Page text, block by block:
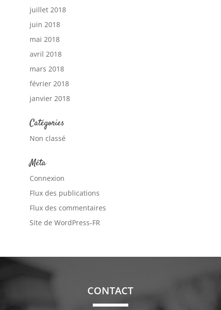
juillet 2018
juin 2018
mai 2018
avril 2018
mars 2018
février 2018
janvier 2018
Catégories
Non classé
Méta
Connexion
Flux des publications
Flux des commentaires
Site de WordPress-FR
CONTACT